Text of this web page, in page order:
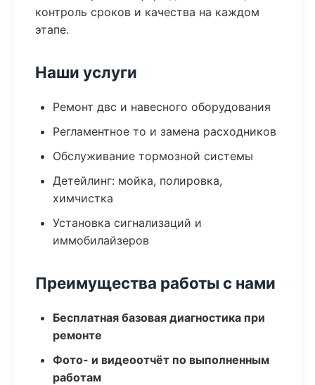
контроль сроков и качества на каждом
этапе.
Наши услуги
Ремонт двс и навесного оборудования
Регламентное то и замена расходников
Обслуживание тормозной системы
Детейлинг: мойка, полировка,
химчистка
Установка сигнализаций и
иммобилайзеров
Преимущества работы с нами
Бесплатная базовая диагностика при
ремонте
Фото- и видеоотчёт по выполненным
работам